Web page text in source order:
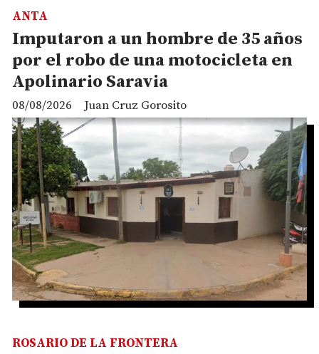
Imputaron a un hombre de 35 años
por el robo de una motocicleta en
Apolinario Saravia
Juan Cruz Gorosito
ANTA
08/08/2026
ROSARIO DE LA FRONTERA